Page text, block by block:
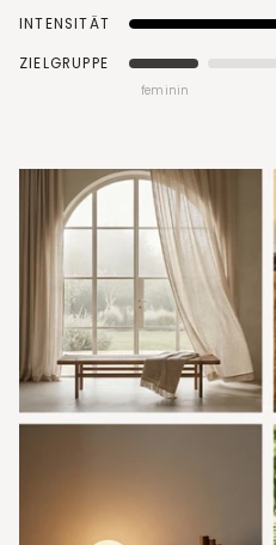
INTENSITÄT
ZIELGRUPPE
feminin